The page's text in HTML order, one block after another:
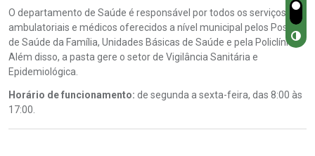
O departamento de Saúde é responsável por todos os serviços
ambulatoriais e médicos oferecidos a nível municipal pelos Postos
de Saúde da Família, Unidades Básicas de Saúde e pela Policlínica.
Além disso, a pasta gere o setor de Vigilância Sanitária e
Epidemiológica.
Horário de funcionamento: de segunda a sexta-feira, das 8:00 às
17:00.